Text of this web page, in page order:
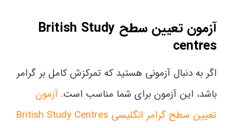
آزمون تعیین سطح British Study
centres
اگر به‌ دنبال آزمونی هستید که تمرکزش کامل بر گرامر
باشد، این آزمون برای شما مناسب است. آزمون
تعیین سطح گرامر انگلیسی British Study Centres